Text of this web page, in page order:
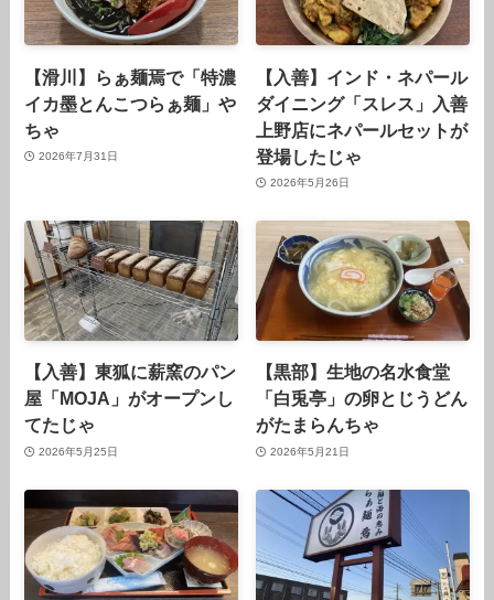
【滑川】らぁ麺焉で「特濃
イカ墨とんこつらぁ麺」や
ちゃ
2026年7月31日
【入善】インド・ネパール
ダイニング「スレス」入善
上野店にネパールセットが
登場したじゃ
2026年5月26日
【入善】東狐に薪窯のパン
屋「MOJA」がオープンし
てたじゃ
2026年5月25日
【黒部】生地の名水食堂
「白兎亭」の卵とじうどん
がたまらんちゃ
2026年5月21日